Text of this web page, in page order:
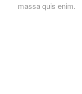
massa quis enim.